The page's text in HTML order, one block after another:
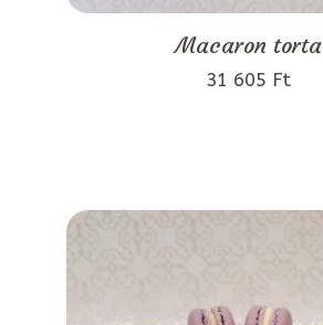
Macaron torta
31 605 Ft